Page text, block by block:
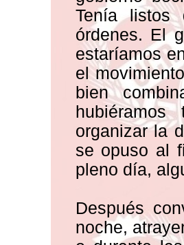
Tenía listos
órdenes. El
estaríamos
el
bien
organizar la
se opuso al
pleno día,
Después
noche,